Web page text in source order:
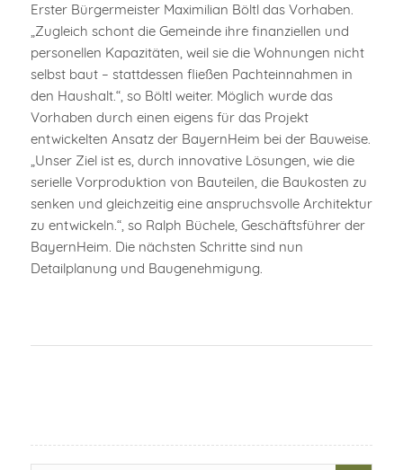
Erster Bürgermeister Maximilian Böltl das Vorhaben.
„Zugleich schont die Gemeinde ihre finanziellen und
personellen Kapazitäten, weil sie die Wohnungen nicht
selbst baut – stattdessen fließen Pachteinnahmen in
den Haushalt.“, so Böltl weiter. Möglich wurde das
Vorhaben durch einen eigens für das Projekt
entwickelten Ansatz der BayernHeim bei der Bauweise.
„Unser Ziel ist es, durch innovative Lösungen, wie die
serielle Vorproduktion von Bauteilen, die Baukosten zu
senken und gleichzeitig eine anspruchsvolle Architektur
zu entwickeln.“, so Ralph Büchele, Geschäftsführer der
BayernHeim. Die nächsten Schritte sind nun
Detailplanung und Baugenehmigung.